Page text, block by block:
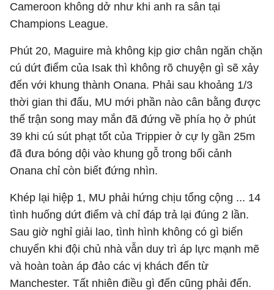
Cameroon không dở như khi anh ra sân tại
Champions League.
Phút 20, Maguire mà không kịp giơ chân ngăn chặn
cú dứt điểm của Isak thì không rõ chuyện gì sẽ xảy
đến với khung thành Onana. Phải sau khoảng 1/3
thời gian thi đấu, MU mới phần nào cân bằng được
thế trận song may mắn đã đứng về phía họ ở phút
39 khi cú sút phạt tốt của Trippier ở cự ly gần 25m
đã đưa bóng dội vào khung gỗ trong bối cảnh
Onana chỉ còn biết đứng nhìn.
Khép lại hiệp 1, MU phải hứng chịu tổng cộng ... 14
tình huống dứt điểm và chỉ đáp trả lại đúng 2 lần.
Sau giờ nghỉ giải lao, tình hình không có gì biến
chuyển khi đội chủ nhà vẫn duy trì áp lực mạnh mẽ
và hoàn toàn áp đảo các vị khách đến từ
Manchester. Tất nhiên điều gì đến cũng phải đến.